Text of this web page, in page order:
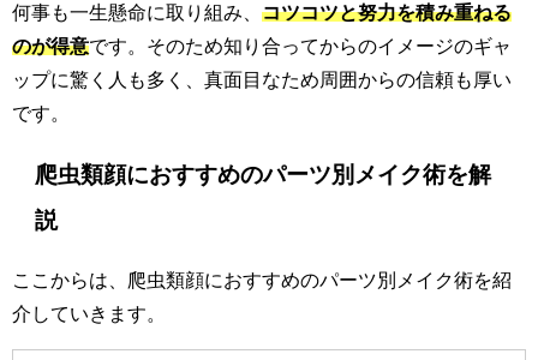
何事も一生懸命に取り組み、 コツコツと努力を積み重ねる
のが得意です。そのため知り合ってからのイメージのギャ
ップに驚く人も多く、真面目なため周囲からの信頼も厚い
です。
爬虫類顔におすすめのパーツ別メイク術を解
説
ここからは、爬虫類顔におすすめのパーツ別メイク術を紹
介していきます。